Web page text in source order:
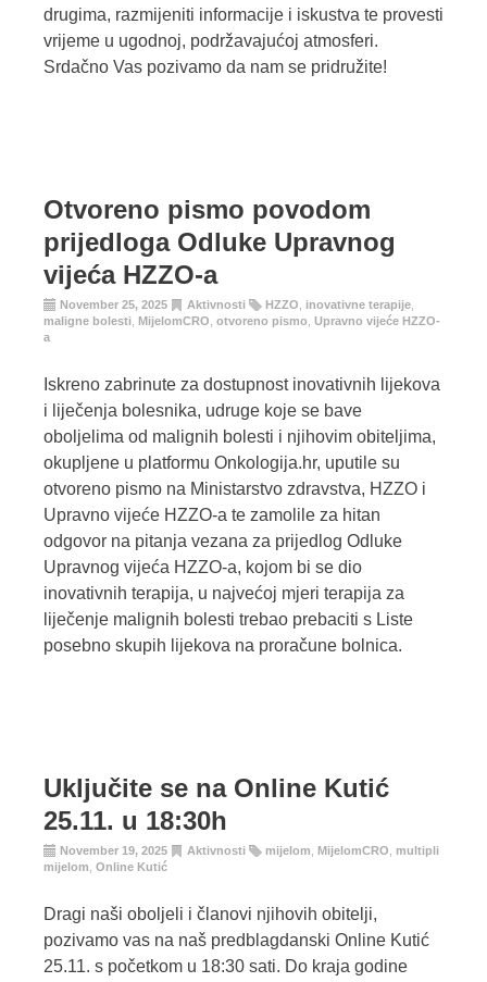
drugima, razmijeniti informacije i iskustva te provesti
vrijeme u ugodnoj, podržavajućoj atmosferi.
Srdačno Vas pozivamo da nam se pridružite!
Otvoreno pismo povodom
prijedloga Odluke Upravnog
vijeća HZZO-a
November 25, 2025 Aktivnosti HZZO inovativne terapije
maligne bolesti MijelomCRO otvoreno pismo Upravno vijeće HZZO-
a
Iskreno zabrinute za dostupnost inovativnih lijekova
i liječenja bolesnika, udruge koje se bave
oboljelima od malignih bolesti i njihovim obiteljima,
okupljene u platformu Onkologija.hr, uputile su
otvoreno pismo na Ministarstvo zdravstva, HZZO i
Upravno vijeće HZZO-a te zamolile za hitan
odgovor na pitanja vezana za prijedlog Odluke
Upravnog vijeća HZZO-a, kojom bi se dio
inovativnih terapija, u najvećoj mjeri terapija za
liječenje malignih bolesti trebao prebaciti s Liste
posebno skupih lijekova na proračune bolnica.
Uključite se na Online Kutić
25.11. u 18:30h
November 19, 2025 Aktivnosti mijelom MijelomCRO
multipli
mijelom Online Kutić
Dragi naši oboljeli i članovi njihovih obitelji,
pozivamo vas na naš predblagdanski Online Kutić
25.11. s početkom u 18:30 sati. Do kraja godine